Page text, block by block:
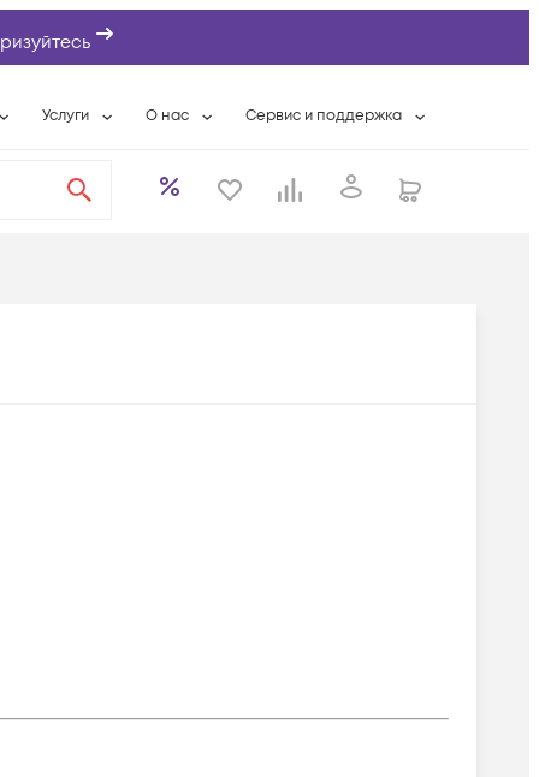
Услуги
Системная интеграция
О нас
Контактная информация
Сервис и поддержка
Контакты сервисных центров